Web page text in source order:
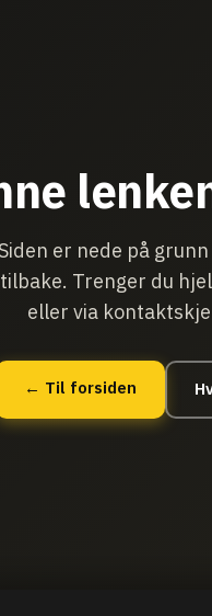
Siden er nede på
tilbake. Trenger du
eller via
← Til forsiden